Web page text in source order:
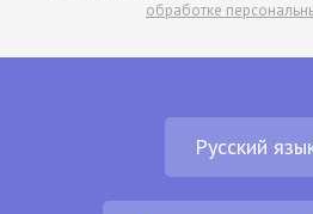
обработке
Русский